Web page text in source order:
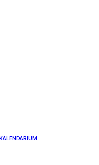
KALENDARIUM